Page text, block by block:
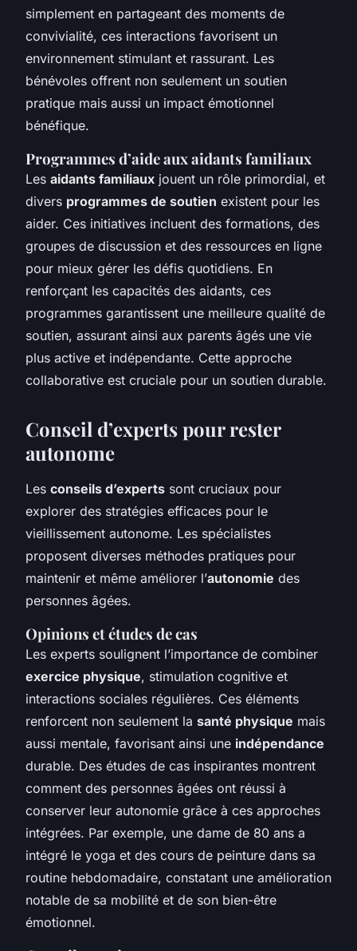
simplement en partageant des moments de
convivialité, ces interactions favorisent un
environnement stimulant et rassurant. Les
bénévoles offrent non seulement un soutien
pratique mais aussi un impact émotionnel
bénéfique.
Programmes d’aide aux aidants familiaux
Les aidants familiaux jouent un rôle primordial, et
divers programmes de soutien existent pour les
aider. Ces initiatives incluent des formations, des
groupes de discussion et des ressources en ligne
pour mieux gérer les défis quotidiens. En
renforçant les capacités des aidants, ces
programmes garantissent une meilleure qualité de
soutien, assurant ainsi aux parents âgés une vie
plus active et indépendante. Cette approche
collaborative est cruciale pour un soutien durable.
Conseil d’experts pour rester
autonome
Les conseils d’experts sont cruciaux pour
explorer des stratégies efficaces pour le
vieillissement autonome. Les spécialistes
proposent diverses méthodes pratiques pour
maintenir et même améliorer l’autonomie des
personnes âgées.
Opinions et études de cas
Les experts soulignent l’importance de combiner
exercice physique, stimulation cognitive et
interactions sociales régulières. Ces éléments
renforcent non seulement la santé physique mais
aussi mentale, favorisant ainsi une indépendance
durable. Des études de cas inspirantes montrent
comment des personnes âgées ont réussi à
conserver leur autonomie grâce à ces approches
intégrées. Par exemple, une dame de 80 ans a
intégré le yoga et des cours de peinture dans sa
routine hebdomadaire, constatant une amélioration
notable de sa mobilité et de son bien-être
émotionnel.